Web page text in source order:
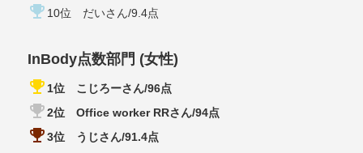
emoji_events 10位 だいさん/9.4点
InBody点数部門 (女性)
emoji_events 1位 こじろーさん/96点
emoji_events2位 Office worker RRさん/94点
emoji_events3位 うじさん/91.4点